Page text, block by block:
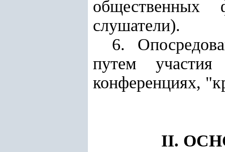
слушатели).
6.
путем участия
конференциях,
II.